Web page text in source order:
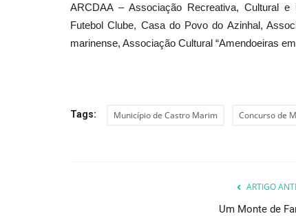
ARCDAA – Associação Recreativa, Cultural
Futebol Clube, Casa do Povo do Azinhal,
marinense, Associação Cultural “Amendoeiras
Tags: Município de Castro Marim Concurso de
ARTIGO
Um Monte de
Cultura